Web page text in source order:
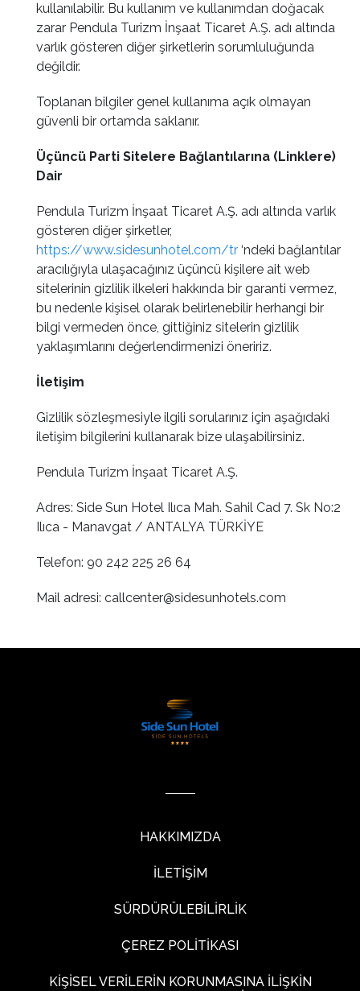
kullanılabilir. Bu kullanım ve kullanımdan doğacak
zarar Pendula Turizm İnşaat Ticaret A.Ş. adı altında
varlık gösteren diğer şirketlerin sorumluluğunda
değildir.
Toplanan bilgiler genel kullanıma açık olmayan
güvenli bir ortamda saklanır.
Üçüncü Parti Sitelere Bağlantılarına (Linklere)
Dair
Pendula Turizm İnşaat Ticaret A.Ş. adı altında varlık
gösteren diğer şirketler,
https://www.sidesunhotel.com/tr ‘ndeki bağlantılar
aracılığıyla ulaşacağınız üçüncü kişilere ait web
sitelerinin gizlilik ilkeleri hakkında bir garanti vermez,
bu nedenle kişisel olarak belirlenebilir herhangi bir
bilgi vermeden önce, gittiğiniz sitelerin gizlilik
yaklaşımlarını değerlendirmenizi öneririz.
İletişim
Gizlilik sözleşmesiyle ilgili sorularınız için aşağıdaki
iletişim bilgilerini kullanarak bize ulaşabilirsiniz.
Pendula Turizm İnşaat Ticaret A.Ş.
Adres: Side Sun Hotel Ilıca Mah. Sahil Cad 7. Sk No:2
Ilıca - Manavgat / ANTALYA TÜRKİYE
Telefon: 90 242 225 26 64
Mail adresi: callcenter@sidesunhotels.com
HAKKIMIZDA
İLETİŞİM
SÜRDÜRÜLEBİLİRLİK
ÇEREZ POLİTİKASI
KİŞİSEL VERİLERİN KORUNMASINA İLİŞKİN